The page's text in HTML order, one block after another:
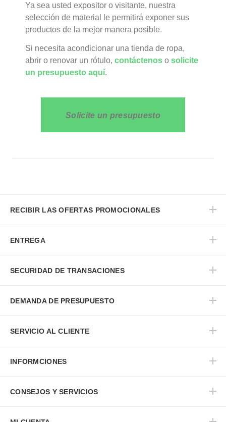
Ya sea usted expositor o visitante, nuestra
selección de material le permitirá exponer sus
productos de la mejor manera posible.
Si necesita acondicionar una tienda de ropa,
abrir o renovar un rótulo, contáctenos o solicite
un presupuesto aquí.
Solicite un presupuesto
RECIBIR LAS OFERTAS PROMOCIONALES
ENTREGA
SECURIDAD DE TRANSACIONES
DEMANDA DE PRESUPUESTO
SERVICIO AL CLIENTE
INFORMCIONES
CONSEJOS Y SERVICIOS